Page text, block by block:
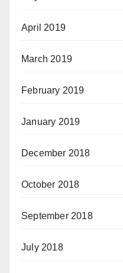
April 2019
March 2019
February 2019
January 2019
December 2018
October 2018
September 2018
July 2018